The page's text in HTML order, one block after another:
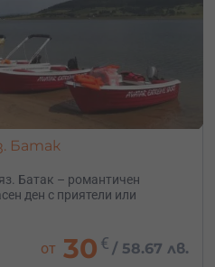
Батак
Батак – романтичен
ден с приятели или
от 30 € / 58.67 лв.